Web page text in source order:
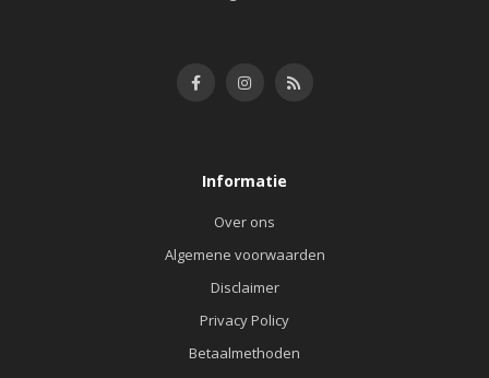
Informatie
Over ons
Algemene voorwaarden
Disclaimer
Privacy Policy
Betaalmethoden